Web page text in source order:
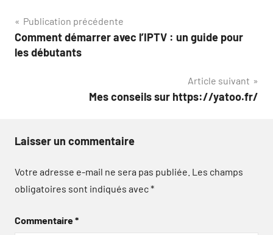
Navigation
de
Publication précédente
Comment démarrer avec l’IPTV : un guide pour
les débutants
Article suivant
Mes conseils sur https://yatoo.fr/
Laisser un commentaire
Votre adresse e-mail ne sera pas publiée. Les champs
obligatoires sont indiqués avec*
Commentaire*